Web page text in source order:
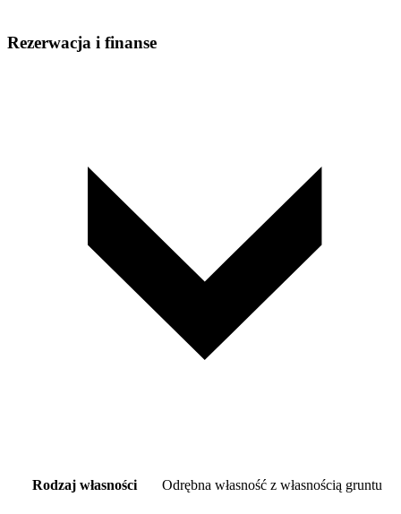
Rezerwacja i finanse
Rodzaj własności Odrębna własność z własnością gruntu